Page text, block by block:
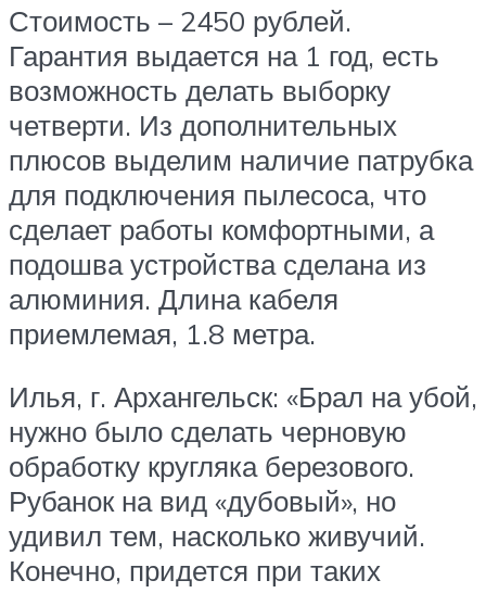
Стоимость – 2450 рублей.
Гарантия выдается на 1 год, есть
возможность делать выборку
четверти. Из дополнительных
плюсов выделим наличие патрубка
для подключения пылесоса, что
сделает работы комфортными, а
подошва устройства сделана из
алюминия. Длина кабеля
приемлемая, 1.8 метра.
Илья, г. Архангельск: «Брал на убой,
нужно было сделать черновую
обработку кругляка березового.
Рубанок на вид «дубовый», но
удивил тем, насколько живучий.
Конечно, придется при таких